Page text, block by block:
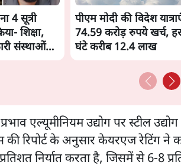
4 सूत्री
शिक्षा,
संस्थाओं
पीएम मोदी की विदेश
74.59 करोड़ रुपये खर्च, हर
घंटे करीब 12.4 लाख
एल्यूमीनियम उद्योग पर स्टील
की रिपोर्ट के अनुसार केयरएज रेटिंग
निर्यात करता है, जिसमें से 6-8